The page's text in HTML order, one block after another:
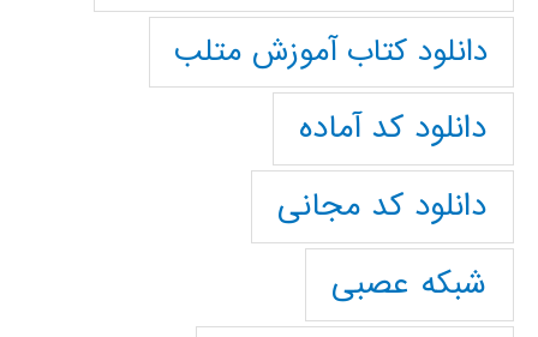
دانلود کتاب آموزش متلب
دانلود کد آماده
دانلود کد مجانی
شبکه عصبی